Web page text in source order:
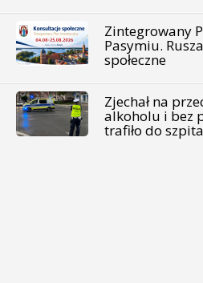
Zintegrowany
Pasymiu.
społeczne
Zjechał na
alkoholu i bez
trafiło do